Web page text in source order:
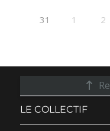
31 1 2
LE COLLECTIF